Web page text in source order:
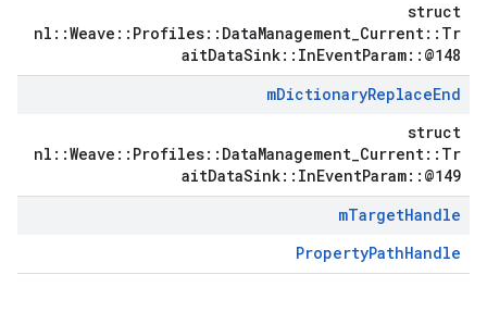
struct
nl::Weave::Profiles::DataManagement_Current::Tr
aitDataSink::InEventParam::@148
mDictionaryReplaceEnd
struct
nl::Weave::Profiles::DataManagement_Current::Tr
aitDataSink::InEventParam::@149
mTargetHandle
PropertyPathHandle